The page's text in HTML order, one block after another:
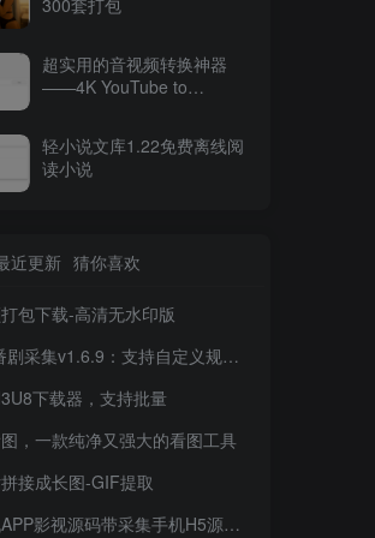
超实用的音视频转换神器
——4K YouTube to
轻小说文库1.22免费离线阅
读小说
近更新 猜你喜欢
包下载-高清无水印版
：支持自定义规则+在线观看+弹幕，跨平台下载
下载器，支持批量
，一款纯净又强大的看图工具
接成长图-GIF提取
视源码带采集手机H5源码带VIP卡密功能